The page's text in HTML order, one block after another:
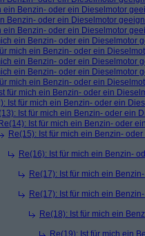
ein Benzin- oder ein Dieselmotor
Benzin- oder ein Dieselmotor
ein Benzin- oder ein Dieselmotor
ein Benzin- oder ein Dieselmotor
mich ein Benzin- oder ein
ein Benzin- oder ein Dieselmotor
ein Benzin- oder ein Dieselmotor
mich ein Benzin- oder ein
für mich ein Benzin- oder ein
Ist für mich ein Benzin- oder ein
Ist für mich ein Benzin- oder ein
Re(14): Ist für mich ein Benzin- oder
Re(15): Ist für mich ein Benzin-
Re(16): Ist für mich ein Benzin-
Re(17): Ist für mich ein
Re(17): Ist für mich ein
Re(18): Ist für mich ein
Re(19): Ist für mich ein